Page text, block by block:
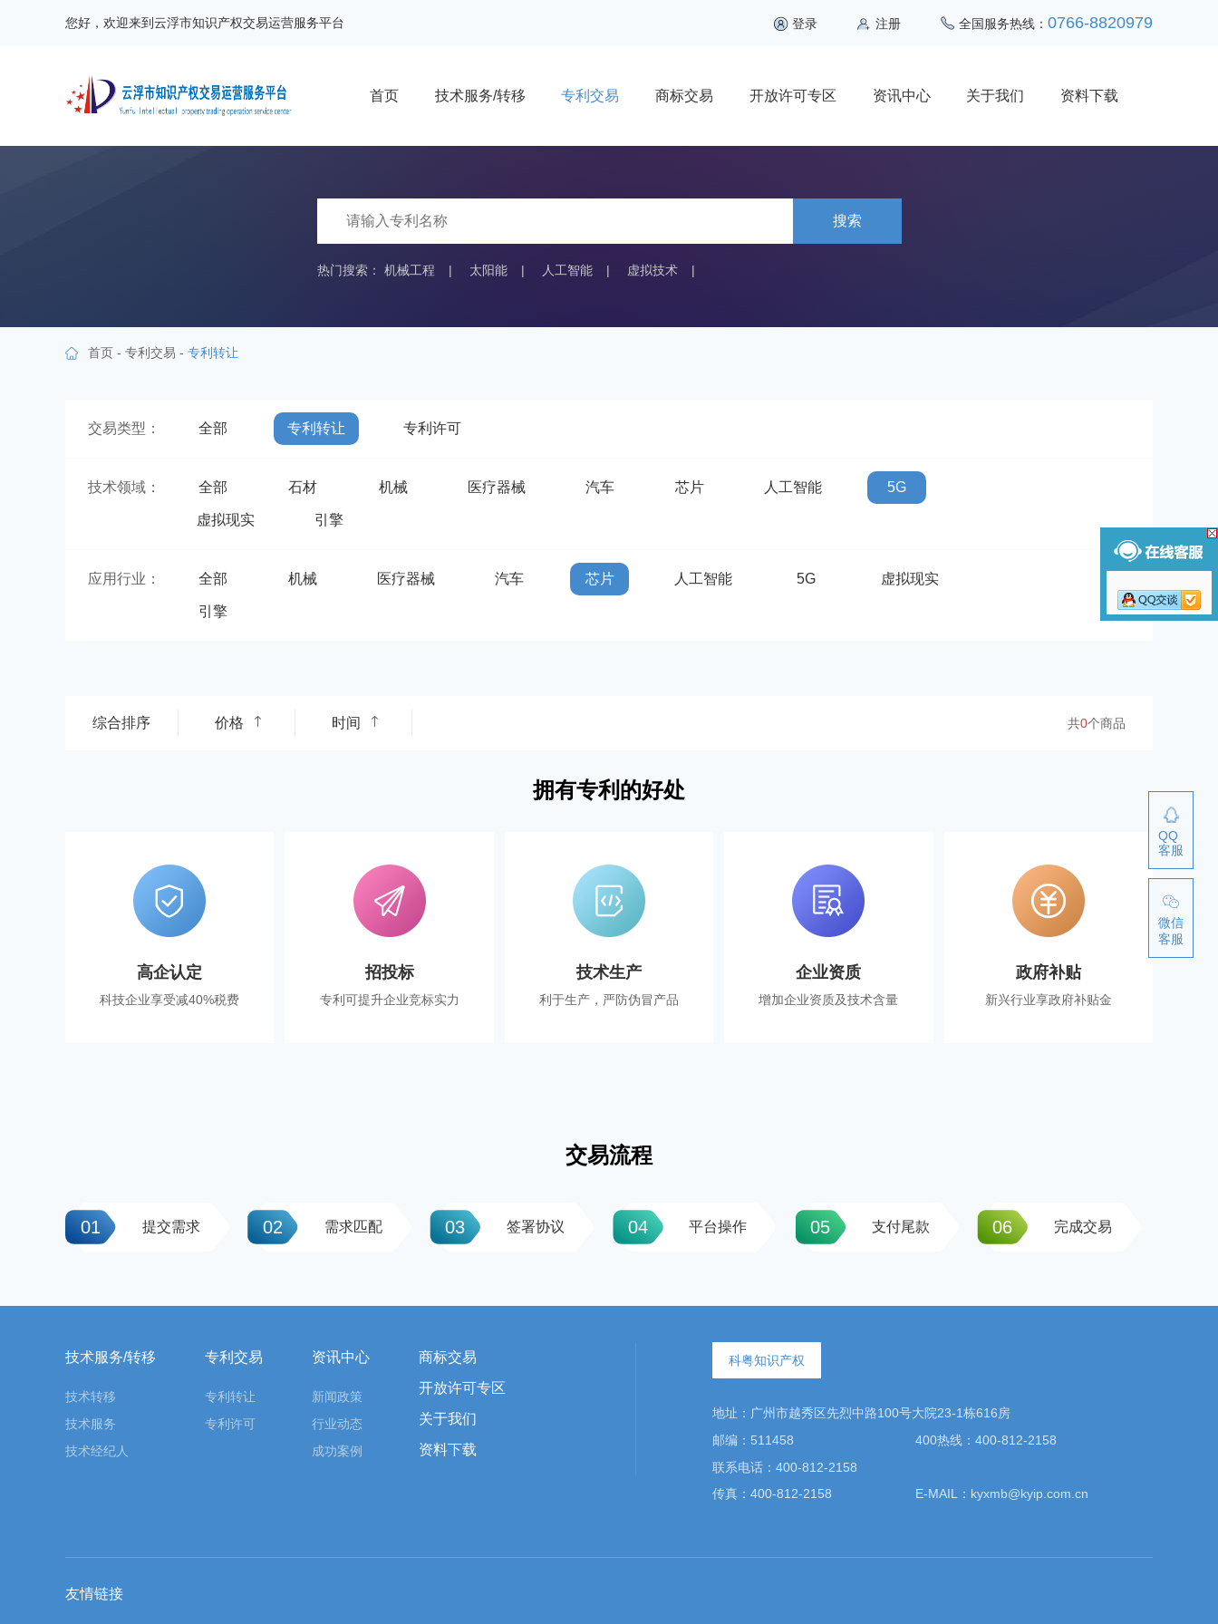
您好，欢迎来到云浮市知识产权交易运营服务平台 登录 注册 全国服务热线： 0766-8820979
首页 技术服务/转移 专利交易 商标交易 开放许可专区 资讯中心 关于我们 资料下载
搜索
热门搜索： 机械工程 | 太阳能 | 人工智能 | 虚拟技术 |
首页 - 专利交易 - 专利转让
交易类型： 全部 专利转让 专利许可
技术领域： 全部 石材 机械 医疗器械 汽车 芯片 人工智能 5G
虚拟现实 引擎
应用行业： 全部 机械 医疗器械 汽车 芯片 人工智能 5G 虚拟现实
引擎
综合排序 价格 时间 共0个商品
拥有专利的好处
高企认定
科技企业享受减40%税费
招投标
专利可提升企业竞标实力
技术生产
利于生产，严防伪冒产品
企业资质
增加企业资质及技术含量
政府补贴
新兴行业享政府补贴金
交易流程
01 提交需求 02 需求匹配 03 签署协议 04 平台操作 05 支付尾款 06 完成交易
技术服务/转移
技术转移
技术服务
技术经纪人
专利交易
专利转让
专利许可
资讯中心
新闻政策
行业动态
成功案例
商标交易
开放许可专区
关于我们
资料下载
科粤知识产权
地址：广州市越秀区先烈中路100号大院23-1栋616房
邮编：511458
400热线：400-812-2158
联系电话：400-812-2158
传真：400-812-2158
E-MAIL：kyxmb@kyip.com.cn
友情链接
QQ
客服
微信
客服